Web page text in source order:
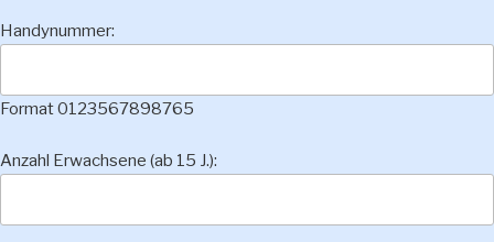
Handynummer:
Format 0123567898765
Anzahl Erwachsene (ab 15 J.):